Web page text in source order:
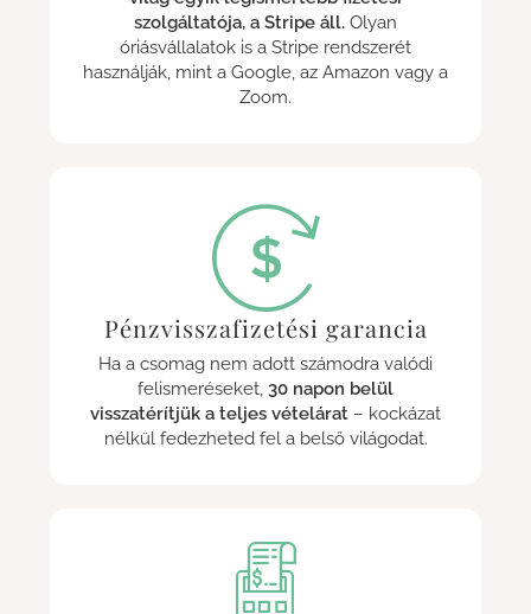
szolgáltatója, a Stripe áll. Olyan
óriásvállalatok is a Stripe rendszerét
használják, mint a Google, az Amazon vagy a
Zoom.
Pénzvisszafizetési garancia
Ha a csomag nem adott számodra valódi
felismeréseket, 30 napon belül
visszatérítjük a teljes vételárat – kockázat
nélkül fedezheted fel a belső világodat.